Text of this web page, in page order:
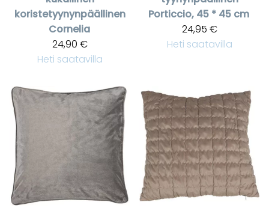
koristetyynynpäällinen
Cornelia
24,90 €
Heti saatavilla
Porticcio, 45 * 45 cm
24,95 €
Heti saatavilla